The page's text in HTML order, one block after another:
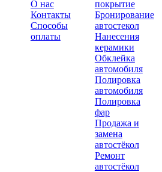
О нас
Контакты
Способы
оплаты
покрытие
Бронирование
автостекол
Нанесения
керамики
Обклейка
автомобиля
Полировка
автомобиля
Полировка
фар
Продажа и
замена
автостёкол
Ремонт
автостёкол